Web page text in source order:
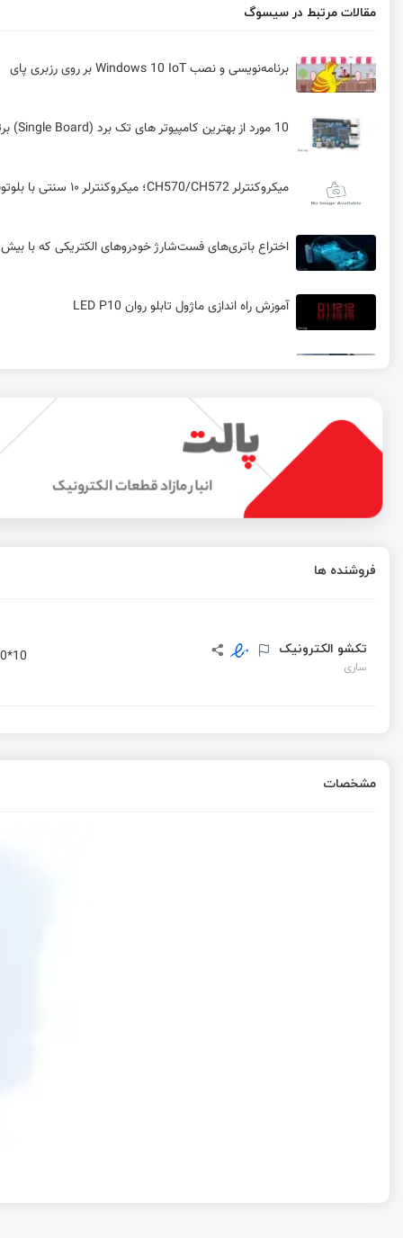
مقالات مرتبط در سیسوگ
برنامه‌نویسی و نصب Windows 10 IoT بر روی رزبری پای
10 مورد از بهترین کامپیوتر های تک برد (Single Board) برتر در سال 2020
میکروکنترلر CH570/CH572؛ میکروکنترلر ۱۰ سنتی با بلوتوث ۵.۰ و USB 2.0 🔥
اختراع باتری‌های فست‌شارژ خودروهای الکتریکی که با بیش از 1500 سایکل می‌توانند در ۱۰ دقیقه ۸۰% ظرفیت باتری را شارژ
آموزش راه اندازی ماژول تابلو روان LED P10
آموزش رسم مدار الکترونیک قدرت (Boost Converter) در Visio
معرفی GNU Radio
فروشنده ها
تکشو الکترونیک
ساری
مشخصات